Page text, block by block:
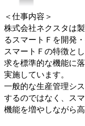
＜仕事内容＞
株式会社ネクスタは
るスマートＦを開発
スマートＦの特徴と
求を標準的な機能に
実施しています。
一般的な生産管理シ
するのではなく、ス
機能を増やしながら